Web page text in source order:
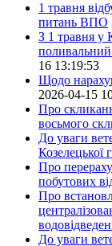
1 травня
питань ВПО
З 1 травня у
поливальний
16 13:19:53
Щодо
2026-04-15
Про
восьмого
До уваги
Козелецької
Про
побутових
Про
До уваги